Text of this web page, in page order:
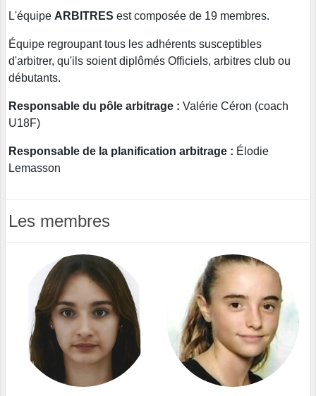
L'équipe ARBITRES est composée de 19 membres.
Équipe regroupant tous les adhérents susceptibles
d'arbitrer, qu'ils soient diplômés Officiels, arbitres club ou
débutants.
Responsable du pôle arbitrage : Valérie Céron (coach
U18F)
Responsable de la planification arbitrage : Élodie
Lemasson
Les membres